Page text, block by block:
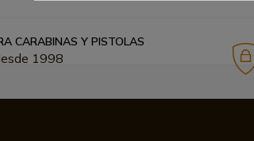
CARABINAS Y PISTOLAS
1998